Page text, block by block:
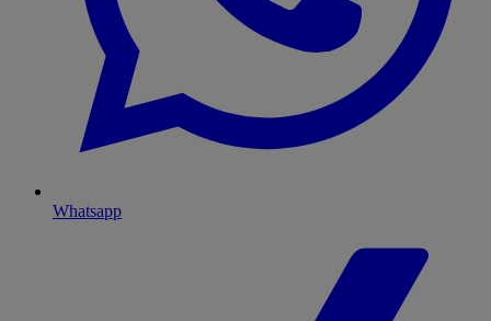
Whatsapp